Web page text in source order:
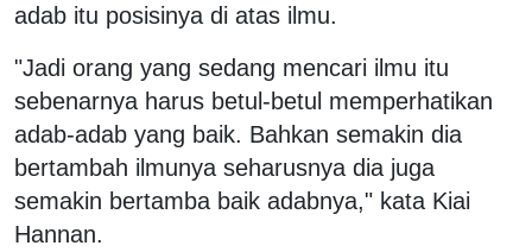
adab itu posisinya di atas ilmu.
"Jadi orang yang sedang mencari ilmu itu
sebenarnya harus betul-betul memperhatikan
adab-adab yang baik. Bahkan semakin dia
bertambah ilmunya seharusnya dia juga
semakin bertamba baik adabnya," kata Kiai
Hannan.